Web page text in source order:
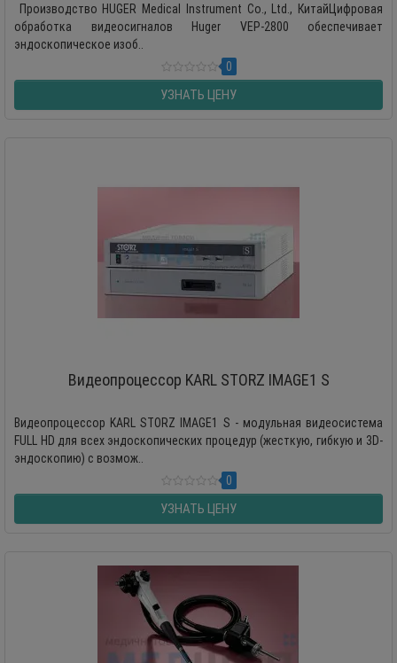
Производство HUGER Medical Instrument Co., Ltd., КитайЦифровая
обработка видеосигналов Huger VEP-2800 обеспечивает
эндоскопическое изоб..
0
УЗНАТЬ ЦЕНУ
Видеопроцессор KARL STORZ IMAGE1 S
Видеопроцессор KARL STORZ IMAGE1 S - модульная видеосистема
FULL HD для всех эндоскопических процедур (жесткую, гибкую и 3D-
эндоскопию) с возмож..
0
УЗНАТЬ ЦЕНУ